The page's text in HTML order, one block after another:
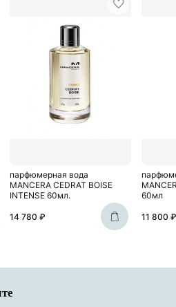
парфюмерная вода
MANCERA CEDRAT BOISE
INTENSE 60мл.
14 780 ₽
60мл
11 800 ₽